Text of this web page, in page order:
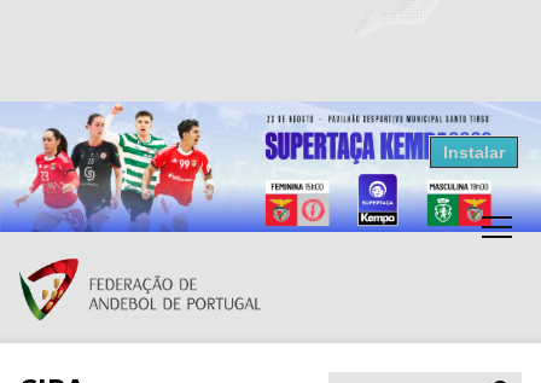
Resultados Andebol
Federação de Andebol de Portugal
Grátis - Disponivel na Play Store
Instalar